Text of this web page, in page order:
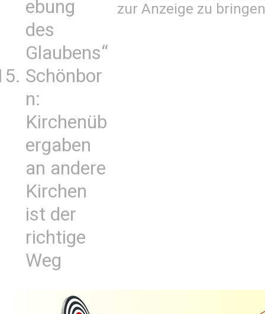
ebung
des
Glaubens“
Schönbor
n:
Kirchenüb
ergaben
an andere
Kirchen
ist der
richtige
Weg
zur Anzeige zu